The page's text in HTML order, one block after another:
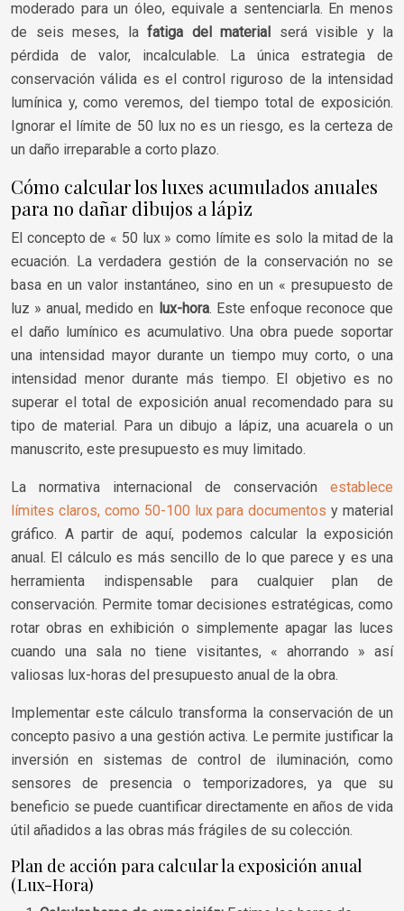
moderado para un óleo, equivale a sentenciarla. En menos
de seis meses, la fatiga del material será visible y la
pérdida de valor, incalculable. La única estrategia de
conservación válida es el control riguroso de la intensidad
lumínica y, como veremos, del tiempo total de exposición.
Ignorar el límite de 50 lux no es un riesgo, es la certeza de
un daño irreparable a corto plazo.
Cómo calcular los luxes acumulados anuales
para no dañar dibujos a lápiz
El concepto de « 50 lux » como límite es solo la mitad de la
ecuación. La verdadera gestión de la conservación no se
basa en un valor instantáneo, sino en un « presupuesto de
luz » anual, medido en lux-hora. Este enfoque reconoce que
el daño lumínico es acumulativo. Una obra puede soportar
una intensidad mayor durante un tiempo muy corto, o una
intensidad menor durante más tiempo. El objetivo es no
superar el total de exposición anual recomendado para su
tipo de material. Para un dibujo a lápiz, una acuarela o un
manuscrito, este presupuesto es muy limitado.
La normativa internacional de conservación establece
límites claros, como 50-100 lux para documentos y material
gráfico. A partir de aquí, podemos calcular la exposición
anual. El cálculo es más sencillo de lo que parece y es una
herramienta indispensable para cualquier plan de
conservación. Permite tomar decisiones estratégicas, como
rotar obras en exhibición o simplemente apagar las luces
cuando una sala no tiene visitantes, « ahorrando » así
valiosas lux-horas del presupuesto anual de la obra.
Implementar este cálculo transforma la conservación de un
concepto pasivo a una gestión activa. Le permite justificar la
inversión en sistemas de control de iluminación, como
sensores de presencia o temporizadores, ya que su
beneficio se puede cuantificar directamente en años de vida
útil añadidos a las obras más frágiles de su colección.
Plan de acción para calcular la exposición anual
(Lux-Hora)